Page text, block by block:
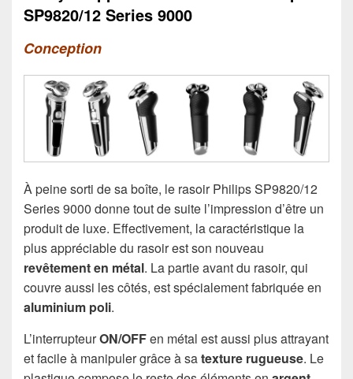
SP9820/12 Series 9000
Conception
À peine sorti de sa boîte, le rasoir Philips SP9820/12
Series 9000 donne tout de suite l’impression d’être un
produit de luxe. Effectivement, la caractéristique la
plus appréciable du rasoir est son nouveau
revêtement en métal. La partie avant du rasoir, qui
couvre aussi les côtés, est spécialement fabriquée en
aluminium poli.
L’interrupteurON/OFFen métal est aussi plus attrayant
et facile à manipuler grâce à satexture rugueuse. Le